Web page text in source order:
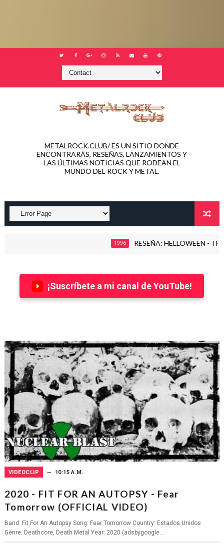
METALROCK.CLUB/ ES UN SITIO DONDE
ENCONTRARÁS, RESEÑAS, LANZAMIENTOS Y
LAS ÚLTIMAS NOTICIAS QUE RODEAN EL
MUNDO DEL ROCK Y METAL.
RESEÑA: HELLOWEEN - THE
¡Suscríbete a mi canal de YouTube!
VIDEOCLIP 10:15 A.M.
2020 - FIT FOR AN AUTOPSY - Fear
Tomorrow (OFFICIAL VIDEO)
Band: Fit For An Autopsy Song: Fear Tomorrow Country: Estados Unidos
Genre: Deathcore, Death Metal Year: 2020 (adsbygoogle...